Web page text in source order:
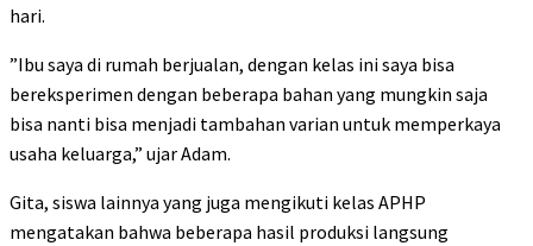
hari.
”Ibu saya di rumah berjualan, dengan kelas ini saya bisa
bereksperimen dengan beberapa bahan yang mungkin saja
bisa nanti bisa menjadi tambahan varian untuk memperkaya
usaha keluarga,” ujar Adam.
Gita, siswa lainnya yang juga mengikuti kelas APHP
mengatakan bahwa beberapa hasil produksi langsung